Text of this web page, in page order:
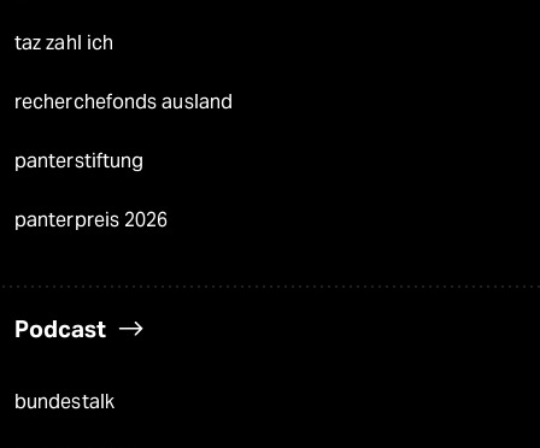
taz zahl ich
recherchefonds ausland
panterstiftung
panterpreis 2026
Podcast
bundestalk